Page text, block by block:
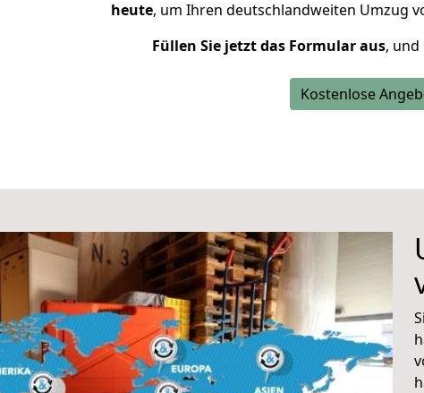
heute, um Ihren deutschlandweiten Umzug
Füllen Sie jetzt das Formular aus, und
Kostenlose